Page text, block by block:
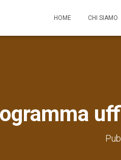
HOME CHI SIAMO